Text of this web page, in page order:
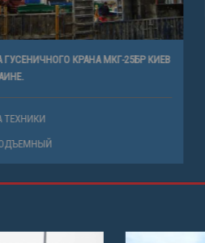
АРЕНДА ГУСЕНИЧНОГО КРАНА МКГ-
АРЕНДА ТЕХНИКИ
КРАН ПОДЪЕМНЫЙ